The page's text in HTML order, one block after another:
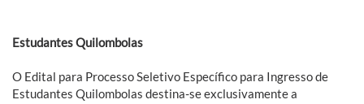
Estudantes Quilombolas
O Edital para Processo Seletivo Específico para Ingresso de
Estudantes Quilombolas destina-se exclusivamente a